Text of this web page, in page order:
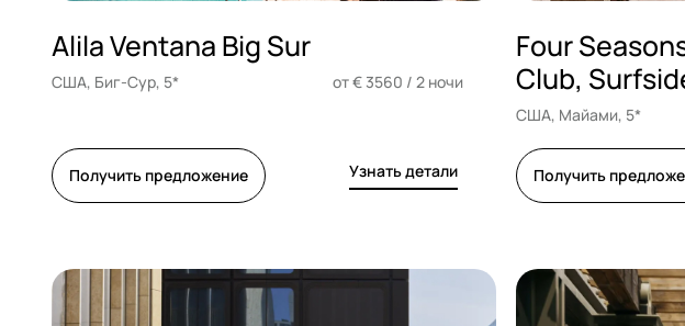
Alila Ventana Big Sur
США, Биг-Сур, 5* от € 3560 / 2 ночи
Получить предложение Узнать детали
Four
Club,
США, Майами, 5*
Получить